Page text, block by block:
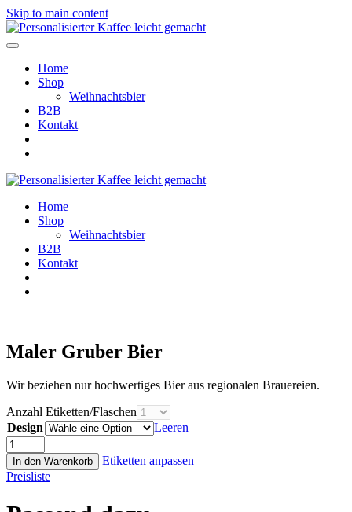
Skip to main content
Home
Shop
Weihnachtsbier
B2B
Kontakt
Home
Shop
Weihnachtsbier
B2B
Kontakt
Maler Gruber Bier
Wir beziehen nur hochwertiges Bier aus regionalen Brauereien.
Anzahl Etiketten/Flaschen
Design
Leeren
Maler
Gruber
Bier
Menge
In den Warenkorb
Etiketten anpassen
Preisliste